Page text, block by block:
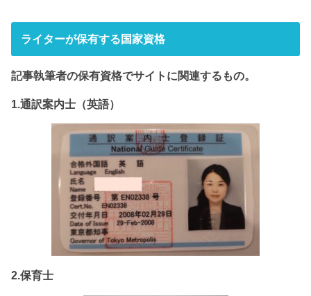
ライターが保有する国家資格
記事執筆者の保有資格でサイト に関連するもの。
1.通訳案内士（英語）
2.保育士